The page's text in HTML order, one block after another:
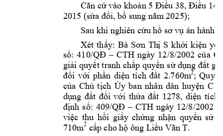
Căn cứ vào khoản 5 Điều 38, Điều
2015 (sửa đổi, bổ sung năm 2025);
Sau khi nghiên cứu hồ sơ vụ án hành
Xét thấy: Bà Sơn Thị S khởi kiện y
số: 410/QĐ – CTH ngày 12/8/2002 của
giải quyết tranh chấp quyền sử dụng đất
đối với phần diện tích đất 2.760m2;
của Chủ tịch Ủy ban nhân dân huyện C
dụng đất đối với thửa đất 1278, diện tích
định số: 409/QĐ – CTH ngày 12/8/2002
việc thu hồi giấy chứng nhận quyền sử
710m2 cấp cho hộ ông Liều Văn T.